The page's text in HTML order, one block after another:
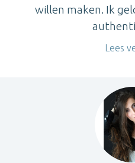
willen maken. Ik
Lees